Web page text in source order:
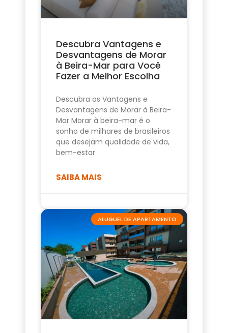
Descubra Vantagens e
Desvantagens de Morar
à Beira-Mar para Você
Fazer a Melhor Escolha
Descubra as Vantagens e
Desvantagens de Morar à Beira-
Mar Morar à beira-mar é o
sonho de milhares de brasileiros
que desejam qualidade de vida,
bem-estar
SAIBA MAIS
ALUGUEL DE APARTAMENTO